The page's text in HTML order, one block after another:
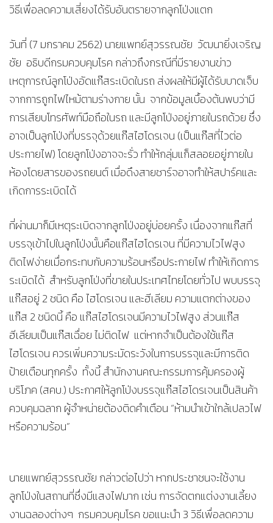
วิธีเพื่อลดความเสี่ยงได้รับอันตรายจากลูกโป่งแตก
วันที่ (7 มกราคม 2562) นายแพทย์สุวรรณชัย วัฒนายิ่งเจริญ
ชัย อธิบดีกรมควบคุมโรค กล่าวถึงกรณีที่มีรายงานข่าว
เหตุการณ์ลูกโป่งอัดแก๊สระเบิดในรถ ส่งผลให้มีผู้ได้รับบาดเจ็บ
จากการถูกไฟไหม้ตามร่างกาย นั้น จากข้อมูลเบื้องต้นพบว่ามี
การเสียบโทรศัพท์มือถือในรถ และมีลูกโป่งอยู่ภายในรถด้วย ซึ่ง
อาจเป็นลูกโป่งที่บรรจุด้วยแก๊สไฮโดรเจน (เป็นแก๊สที่ไวต่อ
ประกายไฟ) โดยลูกโป่งอาจจะรั่ว ทำให้กลุ่มแก็สลอยอยู่ภายใน
ห้องโดยสารของรถยนต์ เมื่อดึงสายชาร์จอาจทำให้สปาร์คและ
เกิดการระเบิดได้
ที่ผ่านมาก็มีเหตุระเบิดจากลูกโป่งอยู่บ่อยครั้ง เนื่องจากแก๊สที่
บรรจุเข้าไปในลูกโป่งนั้นคือแก๊สไฮโดรเจน ที่มีความไวไฟสูง
ติดไฟง่ายเมื่อกระทบกับความร้อนหรือประกายไฟ ทำให้เกิดการ
ระเบิดได้ สำหรับลูกโป่งที่ขายในประเทศไทยโดยทั่วไป พบบรรจุ
แก๊สอยู่ 2 ชนิด คือ ไฮโดรเจน และฮีเลียม ความแตกต่างของ
แก๊ส 2 ชนิดนี้ คือ แก๊สไฮโดรเจนมีความไวไฟสูง ส่วนแก๊ส
ฮีเลียมเป็นแก๊สเฉื่อย ไม่ติดไฟ แต่หากจำเป็นต้องใช้แก๊ส
ไฮโดรเจน ควรเพิ่มความระมัดระวังในการบรรจุและมีการติด
ป้ายเตือนทุกครั้ง ทั้งนี้ สำนักงานคณะกรรมการคุ้มครองผู้
บริโภค (สคบ.) ประกาศให้ลูกโป่งบรรจุแก๊สไฮโดรเจนเป็นสินค้า
ควบคุมฉลาก ผู้จำหน่ายต้องติดคำเตือน “ห้ามนำเข้าใกล้เปลวไฟ
หรือความร้อน”
นายแพทย์สุวรรณชัย กล่าวต่อไปว่า หากประชาชนจะใช้งาน
ลูกโป่งในสถานที่ซึ่งมีแสงไฟมาก เช่น การจัดตกแต่งงานเลี้ยง
งานฉลองต่างๆ กรมควบคุมโรค ขอแนะนำ 3 วิธีเพื่อลดความ